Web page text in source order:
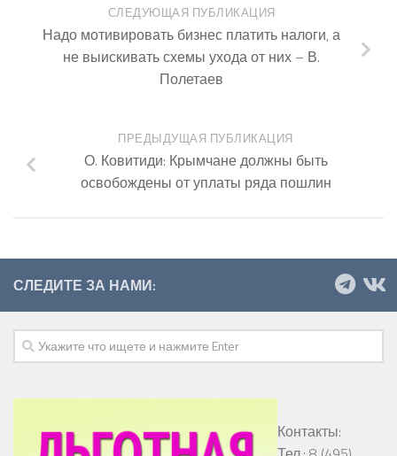
СЛЕДУЮЩАЯ ПУБЛИКАЦИЯ
Надо мотивировать бизнес платить налоги, а
не выискивать схемы ухода от них – В.
Полетаев
ПРЕДЫДУЩАЯ ПУБЛИКАЦИЯ
О. Ковитиди: Крымчане должны быть
освобождены от уплаты ряда пошлин
СЛЕДИТЕ ЗА НАМИ:
Контакты: